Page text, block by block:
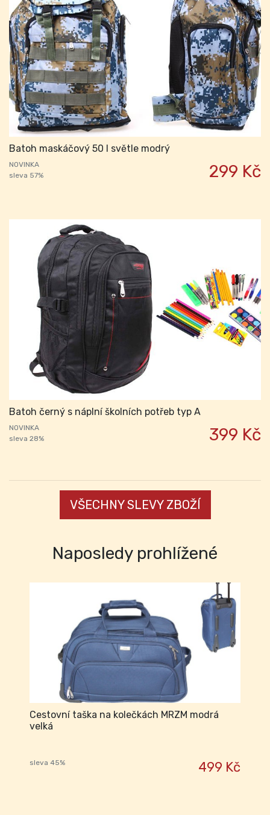
Batoh maskáčový 50 l světle modrý
NOVINKA
sleva 57%
299 Kč
Batoh černý s náplní školních potřeb typ A
NOVINKA
sleva 28%
399 Kč
VŠECHNY SLEVY ZBOŽÍ
Naposledy prohlížené
Cestovní taška na kolečkách MRZM modrá
velká
sleva 45% 499 Kč